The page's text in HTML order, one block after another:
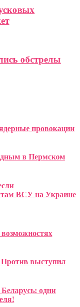
обстрелы
провокации
в Пермском
ВСУ на Украине
возможностях
выступил
одни